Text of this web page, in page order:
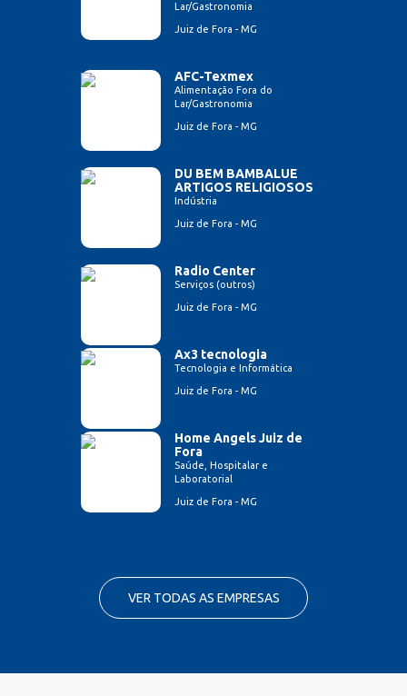
Lar/Gastronomia
Juiz de Fora - MG
AFC-Texmex
Alimentação Fora do
Lar/Gastronomia
Juiz de Fora - MG
DU BEM BAMBALUE
ARTIGOS RELIGIOSOS
Indústria
Juiz de Fora - MG
Radio Center
Serviços (outros)
Juiz de Fora - MG
Ax3 tecnologia
Tecnologia e Informática
Juiz de Fora - MG
Home Angels Juiz de
Fora
Saúde, Hospitalar e
Laboratorial
Juiz de Fora - MG
VER TODAS AS EMPRESAS